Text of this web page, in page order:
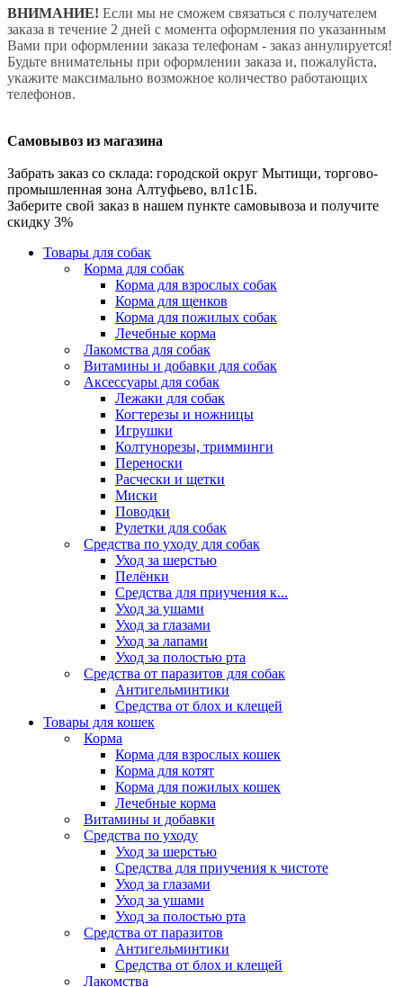
ВНИМАНИЕ! Если мы не сможем связаться с получателем
заказа в течение 2 дней с момента оформления по указанным
Вами при оформлении заказа телефонам - заказ аннулируется!
Будьте внимательны при оформлении заказа и, пожалуйста,
укажите максимально возможное количество работающих
телефонов.
Самовывоз из магазина
Забрать заказ со склада: городской округ Мытищи, торгово-
промышленная зона Алтуфьево, вл1с1Б.
Заберите свой заказ в нашем пункте самовывоза и получите
скидку 3%
Товары для собак
Корма для собак
Корма для взрослых собак
Корма для щенков
Корма для пожилых собак
Лечебные корма
Лакомства для собак
Витамины и добавки для собак
Аксессуары для собак
Лежаки для собак
Когтерезы и ножницы
Игрушки
Колтунорезы, тримминги
Переноски
Расчески и щетки
Миски
Поводки
Рулетки для собак
Средства по уходу для собак
Уход за шерстью
Пелёнки
Средства для приучения к...
Уход за ушами
Уход за глазами
Уход за лапами
Уход за полостью рта
Средства от паразитов для собак
Антигельминтики
Средства от блох и клещей
Товары для кошек
Корма
Корма для взрослых кошек
Корма для котят
Корма для пожилых кошек
Лечебные корма
Витамины и добавки
Средства по уходу
Уход за шерстью
Средства для приучения к чистоте
Уход за глазами
Уход за ушами
Уход за полостью рта
Средства от паразитов
Антигельминтики
Средства от блох и клещей
Лакомства